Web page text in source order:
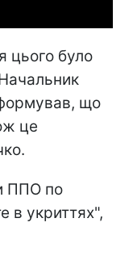
цього було
що
це
ППО по
в укриттях",